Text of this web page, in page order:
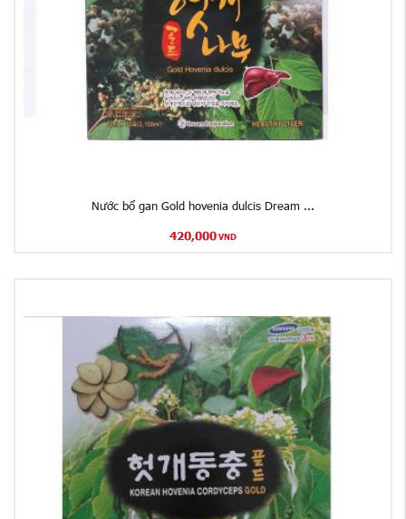
Nước bổ gan Gold hovenia dulcis Dream ...
420,000 VND